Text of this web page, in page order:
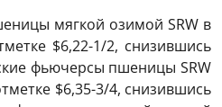
мягкой озимой SRW в
$6,22-1/2, снизившись
фьючерсы пшеницы SRW
$6,35-3/4, снизившись